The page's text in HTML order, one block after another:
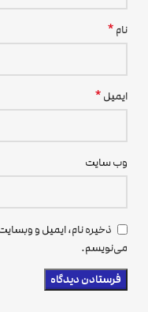
نام *
ایمیل *
وب‌ سایت
ذخیره نام، ایمیل و
می‌نویسم.